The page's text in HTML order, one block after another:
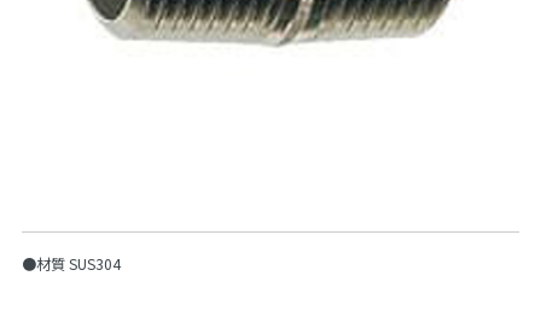
●材質 SUS304